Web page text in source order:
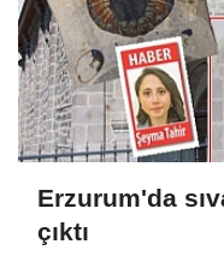
Erzurum'da
çıktı